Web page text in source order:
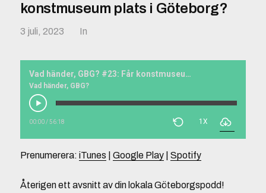
konstmuseum plats i Göteborg?
3 juli, 2023 In
Vad händer, GBG? #23: Får konstmuseum plats i Göteborg?
Vad händer, GBG?
00:00/56:18 1X
Prenumerera: iTunes Google Play| Spotify
Återigen ett avsnitt av din lokala Göteborgspodd!